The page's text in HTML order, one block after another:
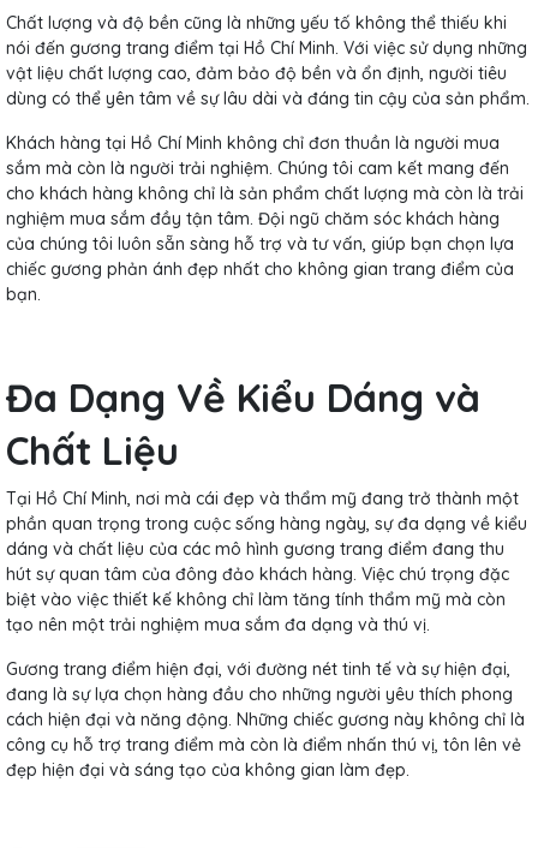
Chất lượng và độ bền cũng là những yếu tố không thể thiếu khi
nói đến gương trang điểm tại Hồ Chí Minh. Với việc sử dụng những
vật liệu chất lượng cao, đảm bảo độ bền và ổn định, người tiêu
dùng có thể yên tâm về sự lâu dài và đáng tin cậy của sản phẩm.
Khách hàng tại Hồ Chí Minh không chỉ đơn thuần là người mua
sắm mà còn là người trải nghiệm. Chúng tôi cam kết mang đến
cho khách hàng không chỉ là sản phẩm chất lượng mà còn là trải
nghiệm mua sắm đầy tận tâm. Đội ngũ chăm sóc khách hàng
của chúng tôi luôn sẵn sàng hỗ trợ và tư vấn, giúp bạn chọn lựa
chiếc gương phản ánh đẹp nhất cho không gian trang điểm của
bạn.
Đa Dạng Về Kiểu Dáng và
Chất Liệu
Tại Hồ Chí Minh, nơi mà cái đẹp và thẩm mỹ đang trở thành một
phần quan trọng trong cuộc sống hàng ngày, sự đa dạng về kiểu
dáng và chất liệu của các mô hình gương trang điểm đang thu
hút sự quan tâm của đông đảo khách hàng. Việc chú trọng đặc
biệt vào việc thiết kế không chỉ làm tăng tính thẩm mỹ mà còn
tạo nên một trải nghiệm mua sắm đa dạng và thú vị.
Gương trang điểm hiện đại, với đường nét tinh tế và sự hiện đại,
đang là sự lựa chọn hàng đầu cho những người yêu thích phong
cách hiện đại và năng động. Những chiếc gương này không chỉ là
công cụ hỗ trợ trang điểm mà còn là điểm nhấn thú vị, tôn lên vẻ
đẹp hiện đại và sáng tạo của không gian làm đẹp.